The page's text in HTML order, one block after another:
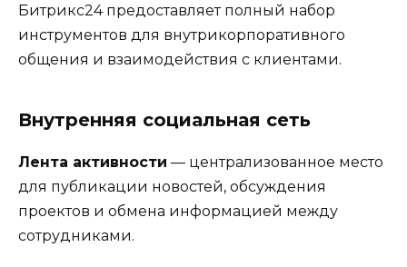
Битрикс24 предоставляет полный набор
инструментов для внутрикорпоративного
общения и взаимодействия с клиентами.
Внутренняя социальная сеть
Лента активности — централизованное место
для публикации новостей, обсуждения
проектов и обмена информацией между
сотрудниками.